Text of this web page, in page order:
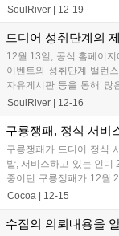
NPC에게 ...
SoulRiver 12-19
드디어 성취단계의
12월 13일, 공식 홈페이
이벤트와 성취단계 밸런
자유게시판 등을 통해 많
또한 14일 발표된 공지사...
SoulRiver 12-16
구룡쟁패, 정식 서비
구룡쟁패가 드디어 정식
발, 서비스하고 있는 인디
중이던 구룡쟁패가 12월
식 서비스가 실시되면 요...
Cocoa 12-15
수집의 의뢰내용을